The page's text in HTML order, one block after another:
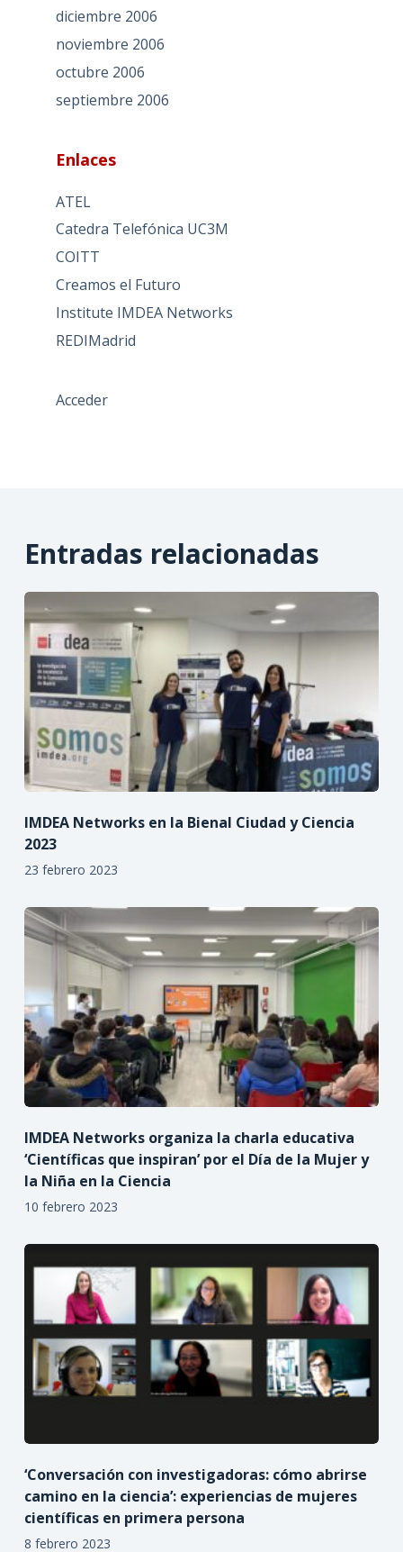
diciembre 2006
noviembre 2006
octubre 2006
septiembre 2006
Enlaces
ATEL
Catedra Telefónica UC3M
COITT
Creamos el Futuro
Institute IMDEA Networks
REDIMadrid
Acceder
Entradas relacionadas
IMDEA Networks en la Bienal Ciudad y Ciencia
2023
23 febrero 2023
IMDEA Networks organiza la charla educativa
‘Científicas que inspiran’ por el Día de la Mujer y
la Niña en la Ciencia
10 febrero 2023
‘Conversación con investigadoras: cómo abrirse
camino en la ciencia’: experiencias de mujeres
científicas en primera persona
8 febrero 2023